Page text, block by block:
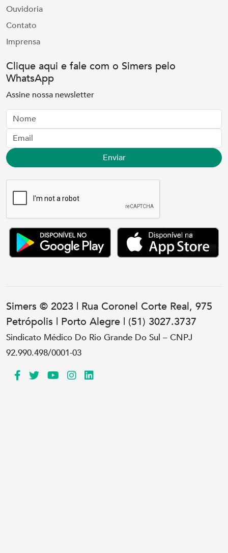
Ouvidoria
Contato
Imprensa
Clique aqui e fale com o Simers pelo
WhatsApp
Assine nossa newsletter
Nome
Email
Enviar
Simers © 2023 | Rua Coronel Corte Real, 975
Petrópolis | Porto Alegre | (51) 3027.3737
Sindicato Médico Do Rio Grande Do Sul – CNPJ
92.990.498/0001-03